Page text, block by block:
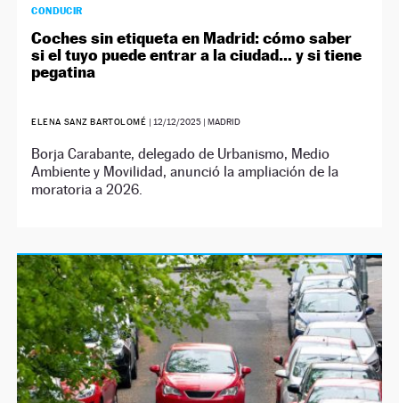
CONDUCIR
Coches sin etiqueta en Madrid: cómo saber
si el tuyo puede entrar a la ciudad… y si tiene
pegatina
ELENA SANZ BARTOLOMÉ | 12/12/2025 | MADRID
Borja Carabante, delegado de Urbanismo, Medio
Ambiente y Movilidad, anunció la ampliación de la
moratoria a 2026.